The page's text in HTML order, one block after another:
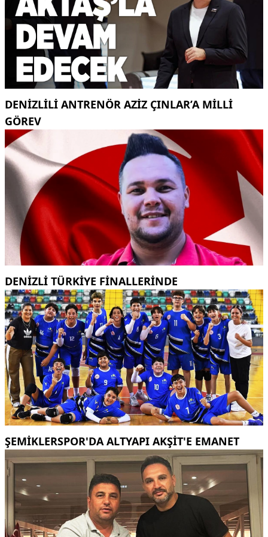
DENIZLILI ANTRENÖR AZIZ ÇINLAR’A MILLI
GÖREV
DENİZLİ TÜRKİYE FİNALLERİNDE
ŞEMİKLERSPOR'DA ALTYAPI AKŞİT'E EMANET